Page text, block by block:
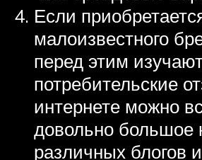
Если
малоизвестного
перед этим
потребительские
интернете можно
довольно большое
различных блогов